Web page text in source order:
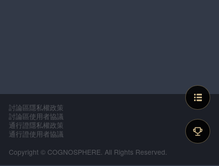
討論區隱私權政策
討論區使用者協議
通行證隱私權政策
通行證使用者協議
Copyright © COGNOSPHERE. All Rights Reserved.